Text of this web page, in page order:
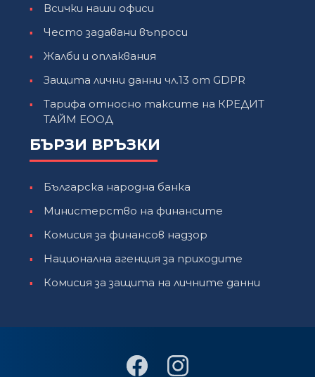
Всички наши офиси
Често задавани въпроси
Жалби и оплаквания
Защита лични данни чл.13 от GDPR
Тарифа относно таксите на КРЕДИТ
ТАЙМ ЕООД
БЪРЗИ ВРЪЗКИ
Българска народна банка
Министерство на финансите
Комисия за финансов надзор
Национална агенция за приходите
Комисия за защита на личните данни